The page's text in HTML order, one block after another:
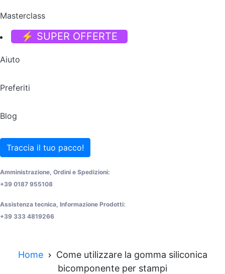
Masterclass
⚡ SUPER OFFERTE
Aiuto
Preferiti
Blog
Traccia il tuo pacco!
Amministrazione, Ordini e Spedizioni:
+39 0187 955108
Assistenza tecnica, Informazione Prodotti:
+39 333 4819266
Home
Come utilizzare la gomma siliconica
bicomponente per stampi